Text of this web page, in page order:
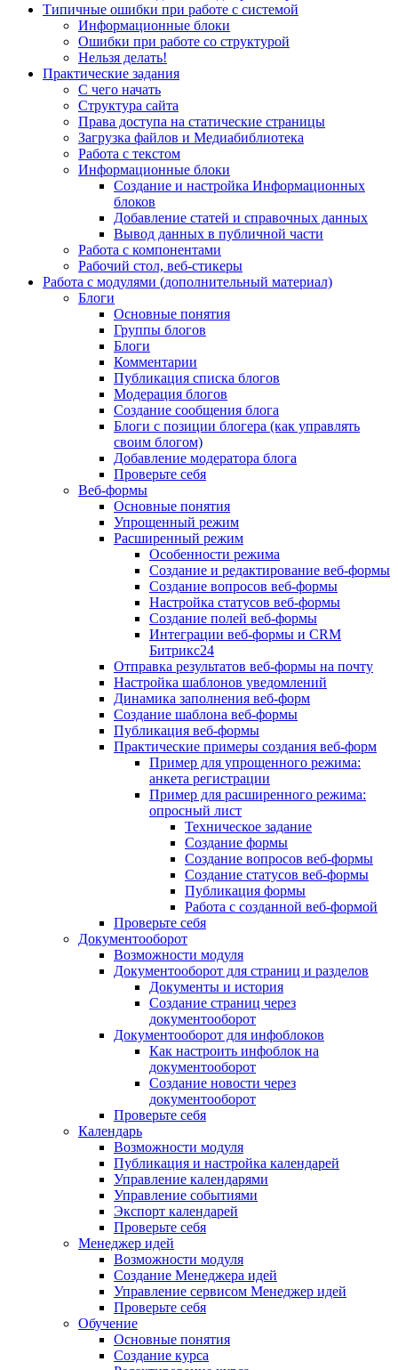
Типичные ошибки при работе с системой
Информационные блоки
Ошибки при работе со структурой
Нельзя делать!
Практические задания
С чего начать
Структура сайта
Права доступа на статические страницы
Загрузка файлов и Медиабиблиотека
Работа с текстом
Информационные блоки
Создание и настройка Информационных
блоков
Добавление статей и справочных данных
Вывод данных в публичной части
Работа с компонентами
Рабочий стол, веб-стикеры
Работа с модулями (дополнительный материал)
Блоги
Основные понятия
Группы блогов
Блоги
Комментарии
Публикация списка блогов
Модерация блогов
Создание сообщения блога
Блоги с позиции блогера (как управлять
своим блогом)
Добавление модератора блога
Проверьте себя
Веб-формы
Основные понятия
Упрощенный режим
Расширенный режим
Особенности режима
Создание и редактирование веб-формы
Создание вопросов веб-формы
Настройка статусов веб-формы
Создание полей веб-формы
Интеграции веб-формы и CRM
Битрикс24
Отправка результатов веб-формы на почту
Настройка шаблонов уведомлений
Динамика заполнения веб-форм
Создание шаблона веб-формы
Публикация веб-формы
Практические примеры создания веб-форм
Пример для упрощенного режима:
анкета регистрации
Пример для расширенного режима:
опросный лист
Техническое задание
Создание формы
Создание вопросов веб-формы
Создание статусов веб-формы
Публикация формы
Работа с созданной веб-формой
Проверьте себя
Документооборот
Возможности модуля
Документооборот для страниц и разделов
Документы и история
Создание страниц через
документооборот
Документооборот для инфоблоков
Как настроить инфоблок на
документооборот
Создание новости через
документооборот
Проверьте себя
Календарь
Возможности модуля
Публикация и настройка календарей
Управление календарями
Управление событиями
Экспорт календарей
Проверьте себя
Менеджер идей
Возможности модуля
Создание Менеджера идей
Управление сервисом Менеджер идей
Проверьте себя
Обучение
Основные понятия
Создание курса